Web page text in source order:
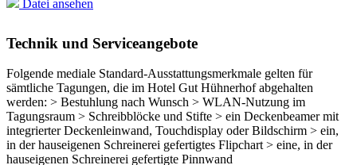
Datei ansehen
Technik und Serviceangebote
Folgende mediale Standard-Ausstattungsmerkmale gelten für
sämtliche Tagungen, die im Hotel Gut Hühnerhof abgehalten
werden: > Bestuhlung nach Wunsch > WLAN-Nutzung im
Tagungsraum > Schreibblöcke und Stifte > ein Deckenbeamer mit
integrierter Deckenleinwand, Touchdisplay oder Bildschirm > ein,
in der hauseigenen Schreinerei gefertigtes Flipchart > eine, in der
hauseigenen Schreinerei gefertigte Pinnwand